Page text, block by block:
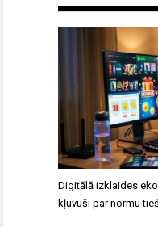
Digitālā izklaides
kļuvuši par normu